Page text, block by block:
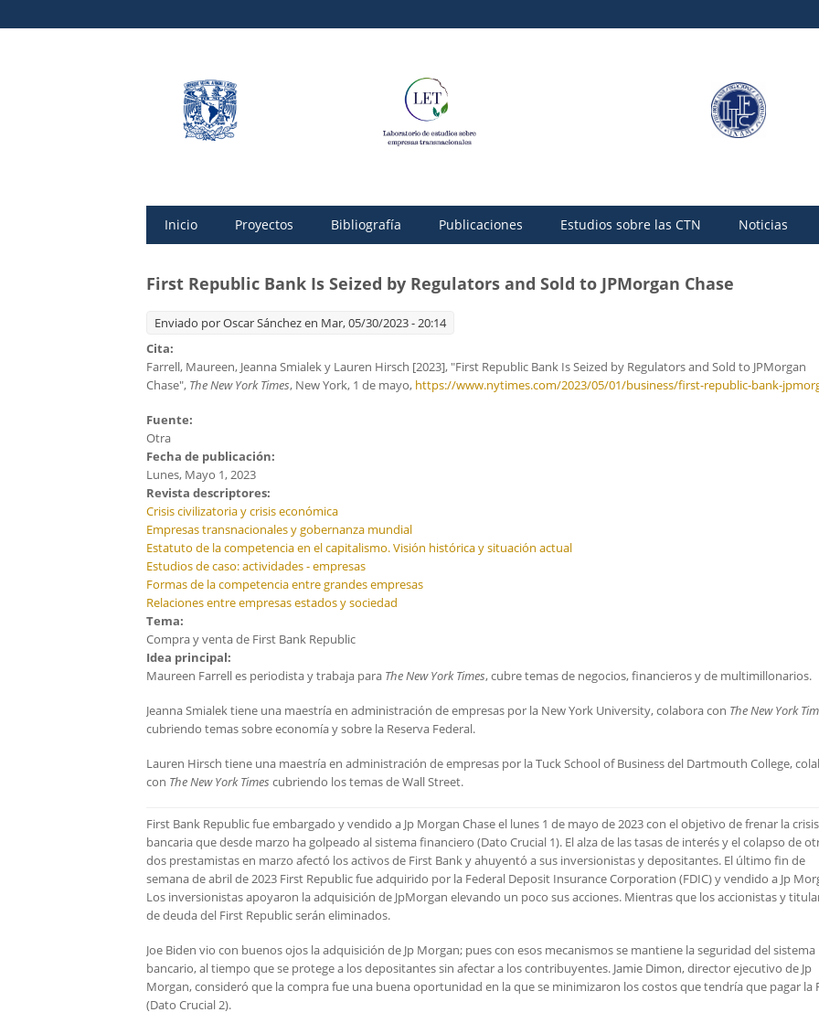
Inicio Proyectos Bibliografía Publicaciones Estudios sobre las CTN Noticias
First Republic Bank Is Seized by Regulators and Sold to JPMorgan Chase
Enviado porOscar Sánchezen Mar, 05/30/2023 - 20:14
Cita:
Farrell, Maureen, Jeanna Smialek y Lauren Hirsch [2023], "First Republic Bank Is Seized by Regulators and Sold to JPMorgan
Chase", The New York Times, New York, 1 de mayo, https://www.nytimes.com/2023/05/01/business/first-republic-bank-
Fuente:
Otra
Fecha de publicación:
Lunes, Mayo 1, 2023
Revista descriptores:
Crisis civilizatoria y crisis económica
Empresas transnacionales y gobernanza mundial
Estatuto de la competencia en el capitalismo. Visión histórica y situación actual
Estudios de caso: actividades - empresas
Formas de la competencia entre grandes empresas
Relaciones entre empresas estados y sociedad
Tema:
Compra y venta de First Bank Republic
Idea principal:
Maureen Farrell es periodista y trabaja para The New York Times, cubre temas de negocios, financieros y de multimillonarios.
Jeanna Smialek tiene una maestría en administración de empresas por la New York University, colabora con The New York
cubriendo temas sobre economía y sobre la Reserva Federal.
Lauren Hirsch tiene una maestría en administración de empresas por la Tuck School of Business del Dartmouth College,
con The New York Times cubriendo los temas de Wall Street.
First Bank Republic fue embargado y vendido a Jp Morgan Chase el lunes 1 de mayo de 2023 con el objetivo de frenar la crisis
bancaria que desde marzo ha golpeado al sistema financiero (Dato Crucial 1). El alza de las tasas de interés y el colapso de
dos prestamistas en marzo afectó los activos de First Bank y ahuyentó a sus inversionistas y depositantes. El último fin de
semana de abril de 2023 First Republic fue adquirido por la Federal Deposit Insurance Corporation (FDIC) y vendido a Jp
Los inversionistas apoyaron la adquisición de JpMorgan elevando un poco sus acciones. Mientras que los accionistas y
de deuda del First Republic serán eliminados.
Joe Biden vio con buenos ojos la adquisición de Jp Morgan; pues con esos mecanismos se mantiene la seguridad del sistema
bancario, al tiempo que se protege a los depositantes sin afectar a los contribuyentes. Jamie Dimon, director ejecutivo de Jp
Morgan, consideró que la compra fue una buena oportunidad en la que se minimizaron los costos que tendría que pagar la
(Dato Crucial 2).